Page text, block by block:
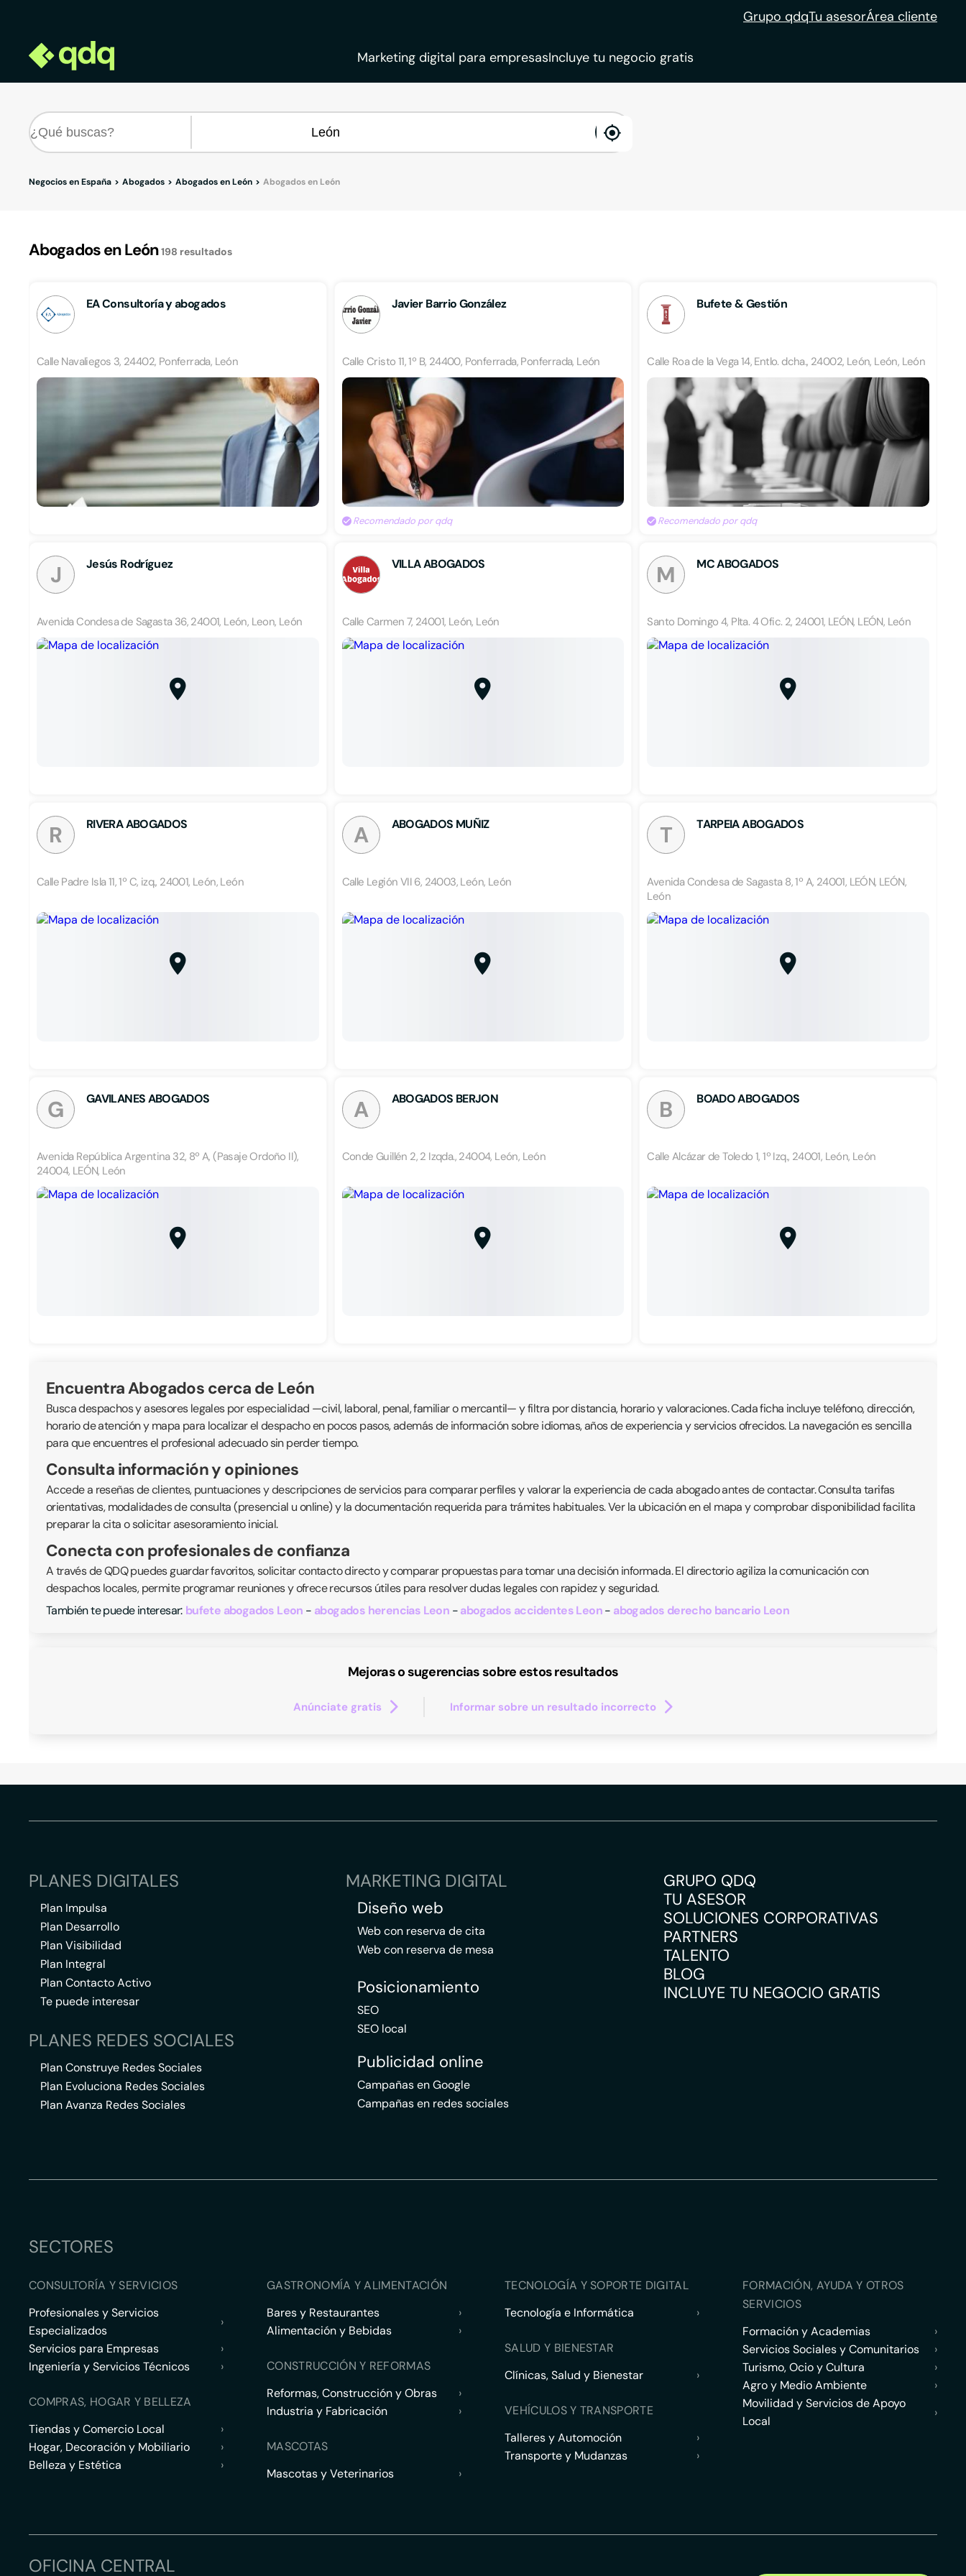
Grupo qdqTu asesorÁrea cliente
Marketing digital para empresasIncluye tu negocio gratis
enable
Negocios en España Abogados Abogados en León Abogados en León
Abogados en León198 resultados
EA Consultoría y abogados
Calle Navaliegos 3, 24402, Ponferrada, León
Javier Barrio González
Calle Cristo 11, 1º B, 24400, Ponferrada, Ponferrada, León
Recomendado por qdq
Bufete & Gestión
Calle Roa de la Vega 14, Entlo. dcha., 24002, León, León, León
Recomendado por qdq
J Jesús Rodríguez
Avenida Condesa de Sagasta 36, 24001, León, Leon, León
VILLA ABOGADOS
Calle Carmen 7, 24001, León, León
M MC ABOGADOS
Santo Domingo 4, Plta. 4 Ofic. 2, 24001, LEÓN, LEÓN, León
R RIVERA ABOGADOS
Calle Padre Isla 11, 1º C, izq., 24001, León, León
A ABOGADOS MUÑIZ
Calle Legión VII 6, 24003, León, León
T TARPEIA ABOGADOS
Avenida Condesa de Sagasta 8, 1º A, 24001, LEÓN, LEÓN,
León
G GAVILANES ABOGADOS
Avenida República Argentina 32, 8º A, (Pasaje Ordoño II),
24004, LEÓN, León
A ABOGADOS BERJON
Conde Guillén 2, 2 Izqda., 24004, León, León
B BOADO ABOGADOS
Calle Alcázar de Toledo 1, 1º Izq., 24001, León, León
Encuentra Abogados cerca de León
Busca despachos y asesores legales por especialidad —civil, laboral, penal, familiar o mercantil— y filtra por distancia, horario y valoraciones. Cada ficha incluye teléfono, dirección,
horario de atención y mapa para localizar el despacho en pocos pasos, además de información sobre idiomas, años de experiencia y servicios ofrecidos. La navegación es sencilla
para que encuentres el profesional adecuado sin perder tiempo.
Consulta información y opiniones
Accede a reseñas de clientes, puntuaciones y descripciones de servicios para comparar perfiles y valorar la experiencia de cada abogado antes de contactar. Consulta tarifas
orientativas, modalidades de consulta (presencial u online) y la documentación requerida para trámites habituales. Ver la ubicación en el mapa y comprobar disponibilidad facilita
preparar la cita o solicitar asesoramiento inicial.
Conecta con profesionales de confianza
A través de QDQ puedes guardar favoritos, solicitar contacto directo y comparar propuestas para tomar una decisión informada. El directorio agiliza la comunicación con
despachos locales, permite programar reuniones y ofrece recursos útiles para resolver dudas legales con rapidez y seguridad.
También te puede interesar: bufete abogados Leon abogados herencias Leon abogados accidentes Leon abogados derecho bancario Leon
Mejoras o sugerencias sobre estos resultados
Anúnciate gratis Informar sobre un resultado incorrecto
PLANES DIGITALES
Plan Impulsa
Plan Desarrollo
Plan Visibilidad
Plan Integral
Plan Contacto Activo
Te puede interesar
PLANES REDES SOCIALES
Plan Construye Redes Sociales
Plan Evoluciona Redes Sociales
Plan Avanza Redes Sociales
MARKETING DIGITAL
Diseño web
Web con reserva de cita
Web con reserva de mesa
Posicionamiento
SEO
SEO local
Publicidad online
Campañas en Google
Campañas en redes sociales
GRUPO QDQ
TU ASESOR
SOLUCIONES CORPORATIVAS
PARTNERS
TALENTO
BLOG
INCLUYE TU NEGOCIO GRATIS
SECTORES
CONSULTORÍA Y SERVICIOS
Profesionales y Servicios
Especializados
›
Servicios para Empresas
›
Ingeniería y Servicios Técnicos
›
COMPRAS, HOGAR Y BELLEZA
Tiendas y Comercio Local
›
Hogar, Decoración y Mobiliario
›
Belleza y Estética
›
GASTRONOMÍA Y ALIMENTACIÓN
Bares y Restaurantes
›
Alimentación y Bebidas
›
CONSTRUCCIÓN Y REFORMAS
Reformas, Construcción y Obras
›
Industria y Fabricación
›
MASCOTAS
Mascotas y Veterinarios
›
TECNOLOGÍA Y SOPORTE DIGITAL
Tecnología e Informática
›
SALUD Y BIENESTAR
Clínicas, Salud y Bienestar
›
VEHÍCULOS Y TRANSPORTE
Talleres y Automoción
›
Transporte y Mudanzas
›
FORMACIÓN, AYUDA Y OTROS
SERVICIOS
Formación y Academias
›
Servicios Sociales y Comunitarios
›
Turismo, Ocio y Cultura
›
Agro y Medio Ambiente
›
Movilidad y Servicios de Apoyo
Local
›
OFICINA CENTRAL